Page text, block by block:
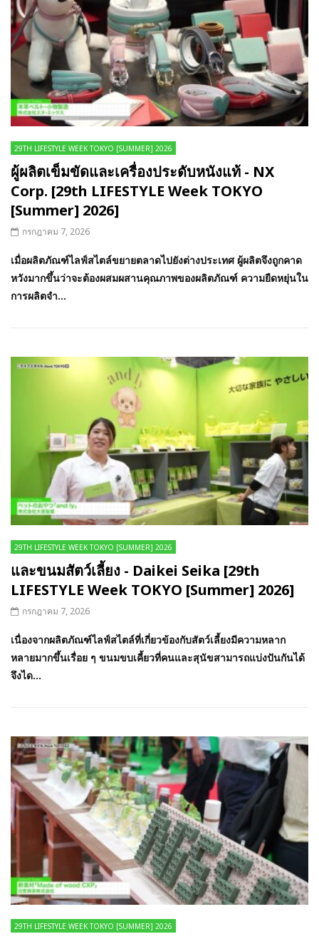
29TH LIFESTYLE WEEK TOKYO [SUMMER] 2026
ผู้ผลิตเข็มขัดและเครื่องประดับหนังแท้ - NX
Corp. [29th LIFESTYLE Week TOKYO
[Summer] 2026]
กรกฎาคม 7, 2026
เมื่อผลิตภัณฑ์ไลฟ์สไตล์ขยายตลาดไปยังต่างประเทศ ผู้ผลิตจึงถูกคาด
หวังมากขึ้นว่าจะต้องผสมผสานคุณภาพของผลิตภัณฑ์ ความยืดหยุ่นใน
การผลิตจำ...
29TH LIFESTYLE WEEK TOKYO [SUMMER] 2026
และขนมสัตว์เลี้ยง - Daikei Seika [29th
LIFESTYLE Week TOKYO [Summer] 2026]
กรกฎาคม 7, 2026
เนื่องจากผลิตภัณฑ์ไลฟ์สไตล์ที่เกี่ยวข้องกับสัตว์เลี้ยงมีความหลาก
หลายมากขึ้นเรื่อย ๆ ขนมขบเคี้ยวที่คนและสุนัขสามารถแบ่งปันกันได้
จึงได...
29TH LIFESTYLE WEEK TOKYO [SUMMER] 2026